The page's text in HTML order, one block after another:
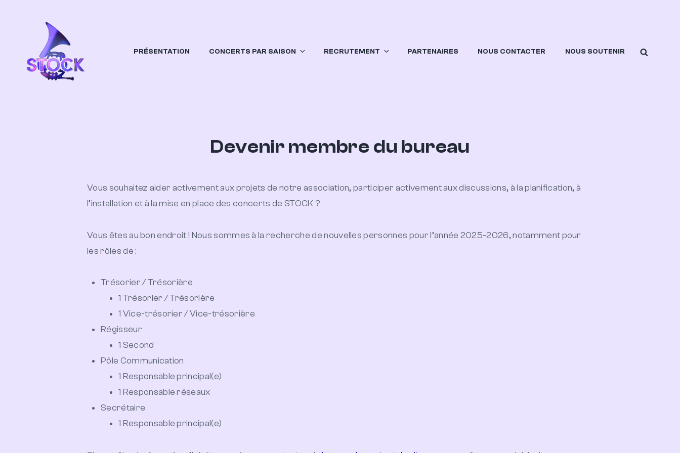
STOCKPRÉSENTATION CONCERTS PAR SAISON RECRUTEMENT PARTENAIRES NOUS CONTACTER NOUS SOUTENIR
Devenir membre du bureau
Vous souhaitez aider activement aux projets de notre association, participer activement aux discussions, à la planification, à
l’installation et à la mise en place des concerts de STOCK ?
Vous êtes au bon endroit ! Nous sommes à la recherche de nouvelles personnes pour l’année 2025-2026, notamment pour
les rôles de :
Trésorier / Trésorière
1 Trésorier / Trésorière
1 Vice-trésorier / Vice-trésorière
Régisseur
1 Second
Pôle Communication
1 Responsable principal(e)
1 Responsable réseaux
Secrétaire
1 Responsable principal(e)